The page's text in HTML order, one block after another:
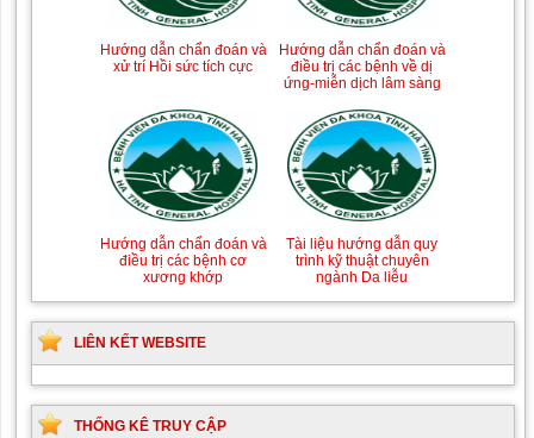
Hướng dẫn chẩn đoán và
xử trí Hồi sức tích cực
Hướng dẫn chẩn đoán và
điều trị các bệnh về dị
ứng-miễn dịch lâm sàng
Hướng dẫn chẩn đoán và
điều trị các bệnh cơ
xương khớp
Tài liệu hướng dẫn quy
trình kỹ thuật chuyên
ngành Da liễu
LIÊN KẾT WEBSITE
THỐNG KÊ TRUY CẬP